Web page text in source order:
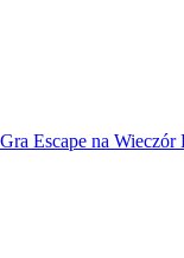
Escape na Wieczór